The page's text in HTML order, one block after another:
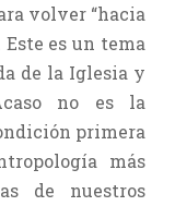
volver “hacia
Este es un tema
de la Iglesia y
no es la
primera
más
de nuestros